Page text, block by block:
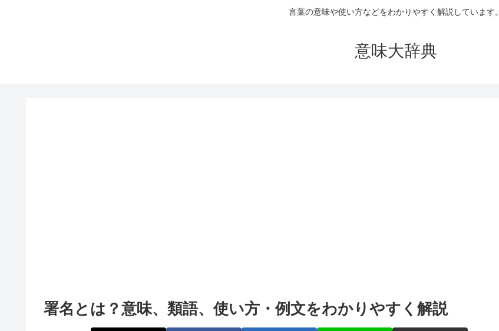
言葉の意味や使い方などをわかりやすく解説しています。
意味大辞典
署名とは？意味、類語、使い方・例文をわかりやすく解説